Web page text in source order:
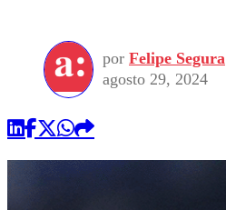
por Felipe Segura
agosto 29, 2024